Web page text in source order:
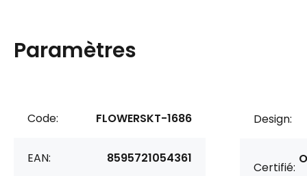
Paramètres
Code: FLOWERSKT-1686
EAN: 8595721054361
Design:
Certifié: